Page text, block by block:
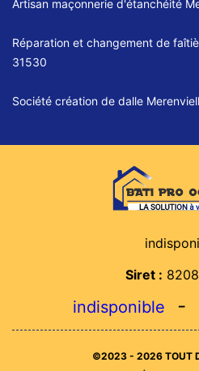
Artisan maçonnerie d'étanchéité
Réparation et changement de
31530
Société création de dalle
Siret :
indisponible -
©2023 - 2026 TOUT